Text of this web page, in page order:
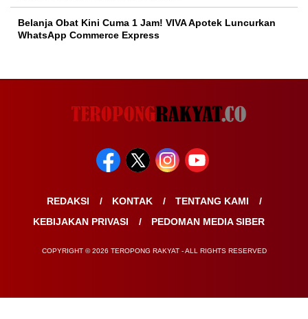
Belanja Obat Kini Cuma 1 Jam! VIVA Apotek Luncurkan
WhatsApp Commerce Express
REDAKSI KONTAK
TENTANG KAMI
KEBIJAKAN PRIVASI
PEDOMAN MEDIA SIBER
COPYRIGHT © 2026 TEROPONG RAKYAT - ALL RIGHTS RESERVED